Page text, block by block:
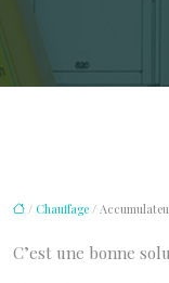
/ Chauffage /
C’est une bonne